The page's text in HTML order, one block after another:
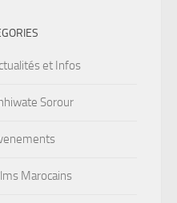
et Infos
Sorour
Marocains